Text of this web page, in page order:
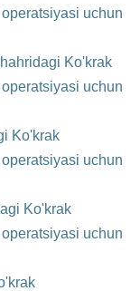
uchun
Ko'krak
uchun
Ko'krak
uchun
Ko'krak
uchun